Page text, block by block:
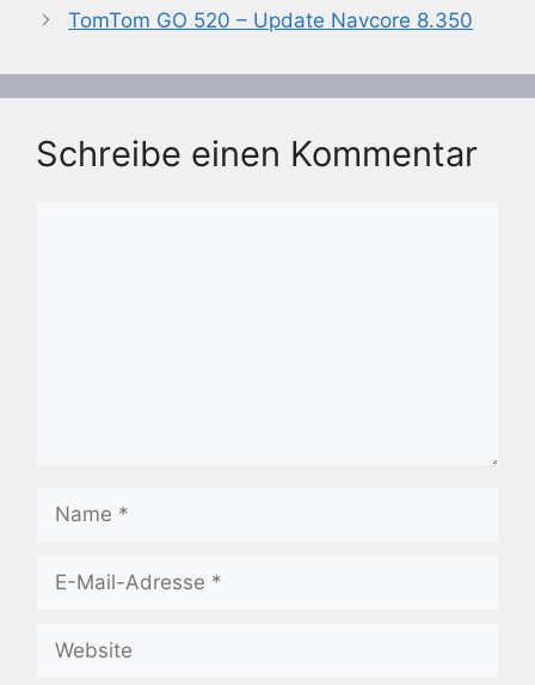
TomTom GO 520 – Update Navcore 8.350
Schreibe einen Kommentar
Name
Website